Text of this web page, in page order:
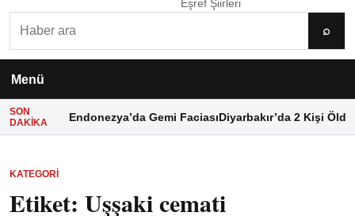
Eşref Şiirleri
⌕
Menü
SON
DAKIKA
Endonezya’da Gemi FaciasıDiyarbakır’da 2 Kişi Öldü
KATEGORI
Etiket: Uşşaki cemati